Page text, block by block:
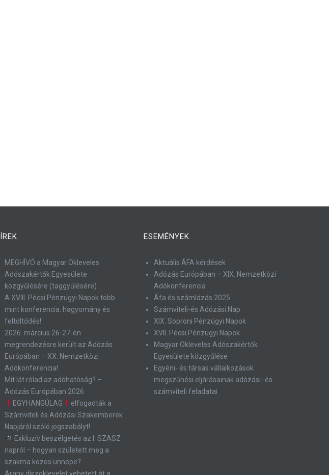
MEGHÍVÓ a Magyar Okleveles
Adószakértők Egyesülete
közgyűlésére (taggyűlésére)
A XVIII. Pécsi Pénzügyi Napok több
mint konferencia: hagyomány és
feltöltődés!
2026. március 26-27-én
megrendezésre került az Adózás
Európában – XX. Nemzetközi
Adókonferencia!
Mit lát rólad az adóhatóság? –
Adózás Európában 2026
EGYHANGÚLAG
elfogadták a
Számviteli és Adózási Szakemberek
Napjáról szóló jogszabályt!
Exkluzív beszélgetés az I. SZASZ
napról – hogyan született meg a
szakma közös ünnepe?
ESEMÉNYEK
Aktuális ÁFA kérdések
Adózás Európában – XIX. Nemzetközi
Adókonferencia
Áfa és számlázás 2025
Számviteli-és Adózási Nap
XIX. Soproni Pénzügyi Napok
XVII. Pécsi Pénzügyi Napok
Magyar Okleveles Adószakértők
Egyesülete közgyűlése
Egyéni- és társas vállalkozások
megszűnési eljárásainak adózási- és
számviteli feladatai